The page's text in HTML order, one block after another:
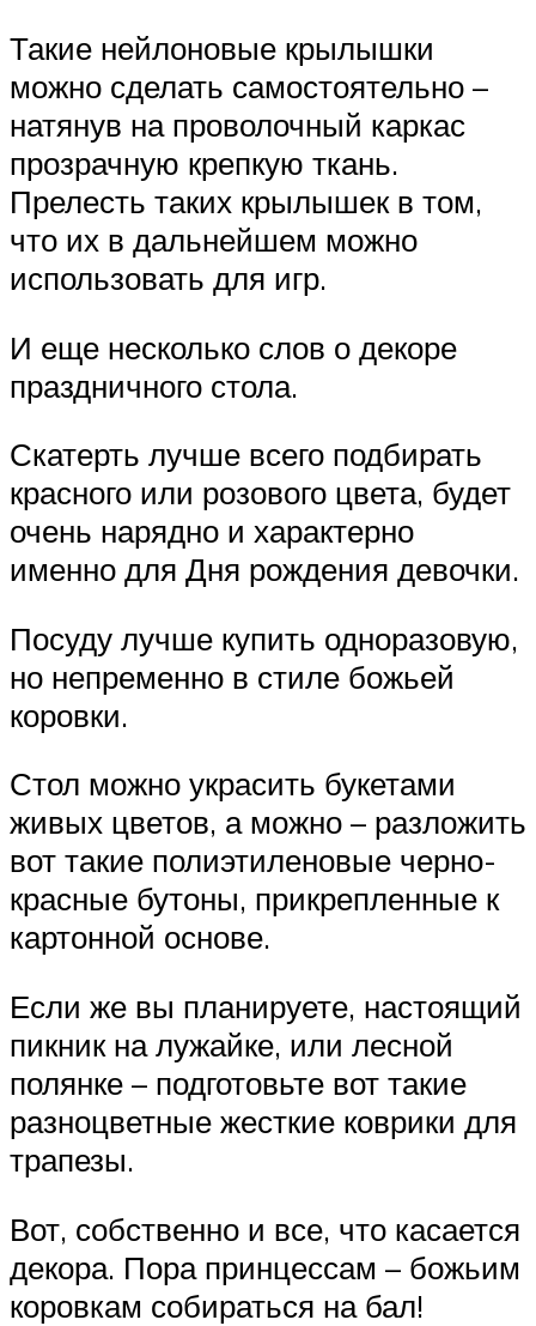
Такие нейлоновые крылышки
можно сделать самостоятельно –
натянув на проволочный каркас
прозрачную крепкую ткань.
Прелесть таких крылышек в том,
что их в дальнейшем можно
использовать для игр.
И еще несколько слов о декоре
праздничного стола.
Скатерть лучше всего подбирать
красного или розового цвета, будет
очень нарядно и характерно
именно для Дня рождения девочки.
Посуду лучше купить одноразовую,
но непременно в стиле божьей
коровки.
Стол можно украсить букетами
живых цветов, а можно – разложить
вот такие полиэтиленовые черно-
красные бутоны, прикрепленные к
картонной основе.
Если же вы планируете, настоящий
пикник на лужайке, или лесной
полянке – подготовьте вот такие
разноцветные жесткие коврики для
трапезы.
Вот, собственно и все, что касается
декора. Пора принцессам – божьим
коровкам собираться на бал!